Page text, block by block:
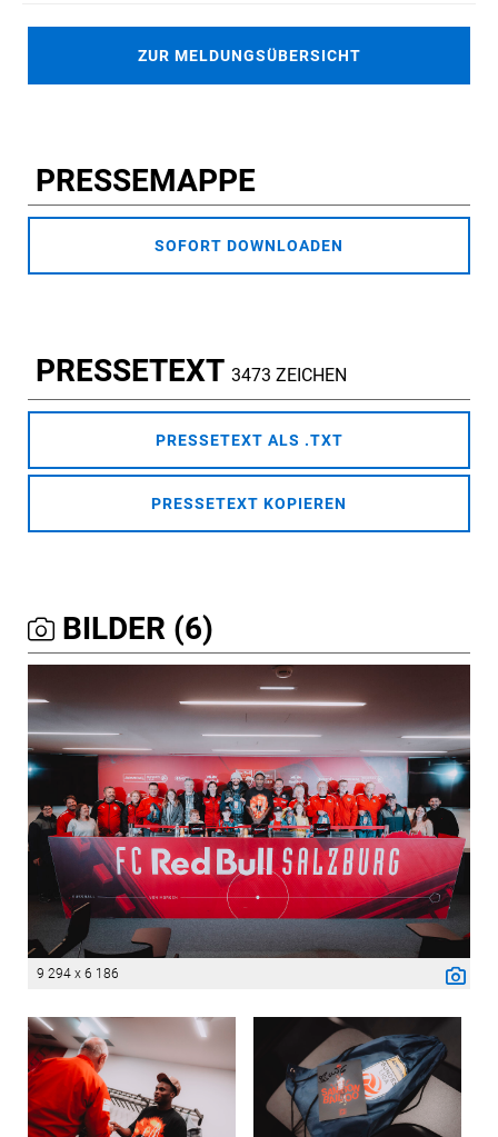
ZUR MELDUNGSÜBERSICHT
PRESSEMAPPE
SOFORT DOWNLOADEN
PRESSETEXT 3473 ZEICHEN
PRESSETEXT ALS .TXT
PRESSETEXT KOPIEREN
BILDER (6)
9 294 x 6 186